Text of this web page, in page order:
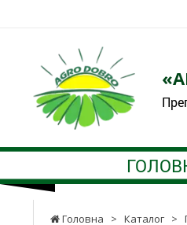
Головна > Каталог >